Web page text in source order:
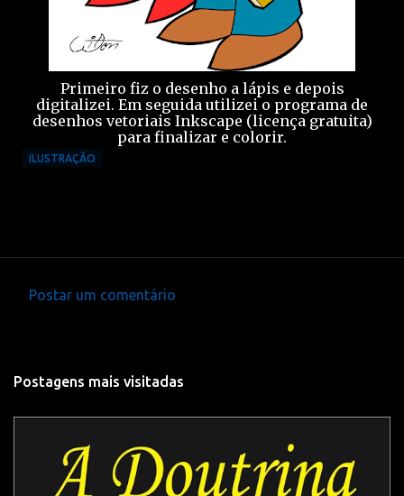
Primeiro fiz o desenho a lápis e depois
digitalizei. Em seguida utilizei o programa de
desenhos vetoriais Inkscape (licença gratuita)
para finalizar e colorir.
ILUSTRAÇÃO
e
n
Postar um comentário
Postagens mais visitadas